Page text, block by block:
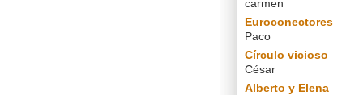
carmen
Euroconectores
Paco
Círculo vicioso
César
Alberto y Elena